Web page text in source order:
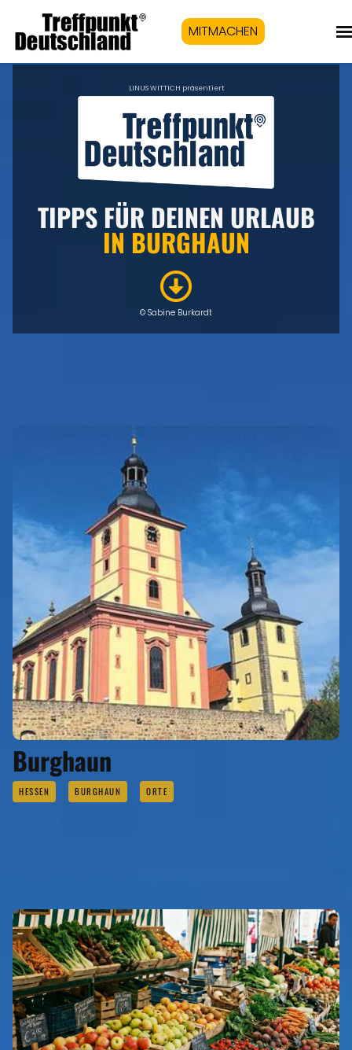
MITMACHEN
LINUS WITTICH präsentiert
TIPPS FÜR DEINEN URLAUB
IN BURGHAUN
© Sabine Burkardt
Burghaun
HESSEN BURGHAUN ORTE